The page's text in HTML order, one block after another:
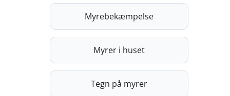
Myrebekæmpelse
Myrer i huset
Tegn på myrer